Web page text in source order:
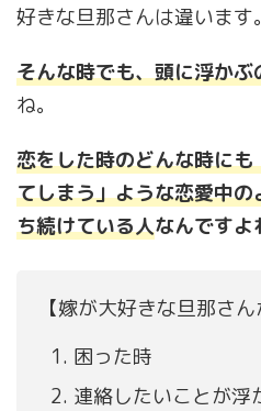
好きな旦那さんは違います。
そんな時でも、頭に浮かぶ
ね。
恋をした時のどんな時に
てしまう」ような恋愛中の
ち続けている人なんですよ
【嫁が大好きな旦那さ
困った時
連絡したいことが浮